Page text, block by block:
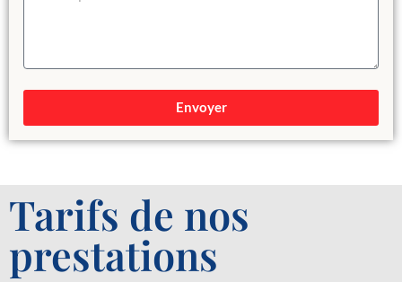
Envoyer
Tarifs de nos
prestations